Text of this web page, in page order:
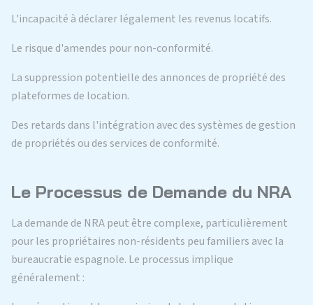
L'incapacité à déclarer légalement les revenus locatifs.
Le risque d'amendes pour non-conformité.
La suppression potentielle des annonces de propriété des
plateformes de location.
Des retards dans l'intégration avec des systèmes de gestion
de propriétés ou des services de conformité.
Le Processus de Demande du NRA
La demande de NRA peut être complexe, particulièrement
pour les propriétaires non-résidents peu familiers avec la
bureaucratie espagnole. Le processus implique
généralement :